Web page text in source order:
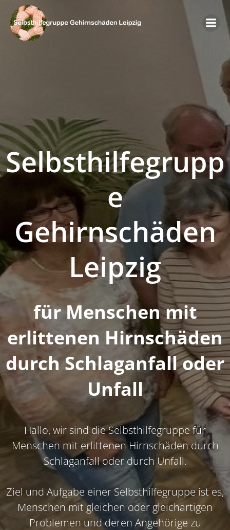
Inhalt
Selbsthilfegrupp
e
Gehirnschäden
Leipzig
für Menschen mit
erlittenen Hirnschäden
durch Schlaganfall oder
Unfall
Hallo, wir sind die Selbsthilfegruppe für
Menschen mit erlittenen Hirnschäden durch
Schlaganfall oder durch Unfall.
Ziel und Aufgabe einer Selbsthilfegruppe ist es,
Menschen mit gleichen oder gleichartigen
Problemen und deren Angehörige zu